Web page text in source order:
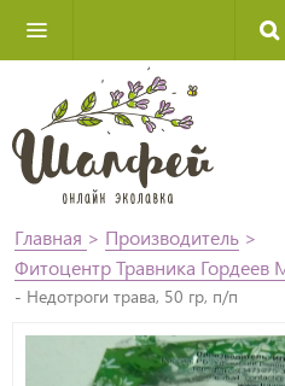
Главная > Производитель >
Фитоцентр Травника Гордеев
- Недотроги трава, 50 гр, п/п